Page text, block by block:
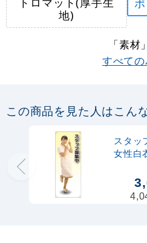
地)
「素材
すべて
この商品を見た人はこん
スタッ
女性白
マット